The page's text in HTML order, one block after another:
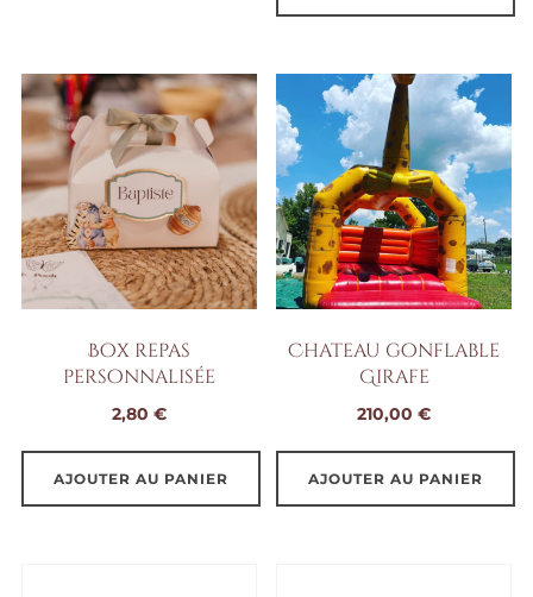
Box repas
personnalisée
2,80 €
AJOUTER AU PANIER
Chateau gonflable
Girafe
210,00€
AJOUTER AU PANIER